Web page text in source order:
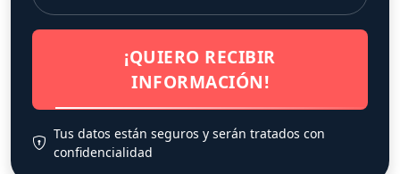
¡QUIERO RECIBIR
INFORMACIÓN!
Tus datos están seguros y serán tratados con
confidencialidad